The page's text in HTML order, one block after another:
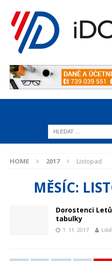
HOME 2017 Listopad
MĚSÍC:
Dorostenci
tabulky
1. 11. 2017